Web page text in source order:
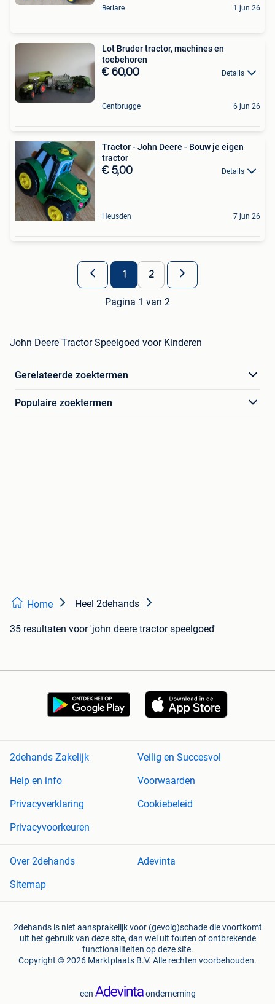
Berlare 1 jun 26
Lot Bruder tractor, machines en
toebehoren
€ 60,00 Details
Gentbrugge 6 jun 26
Tractor - John Deere - Bouw je eigen
tractor
€ 5,00 Details
Heusden 7 jun 26
1 2
Pagina 1 van 2
John Deere Tractor Speelgoed voor Kinderen
Gerelateerde zoektermen
Populaire zoektermen
Home Heel 2dehands
35 resultaten voor 'john deere tractor speelgoed'
2dehands Zakelijk
Veilig en Succesvol
Help en info
Voorwaarden
Privacyverklaring
Cookiebeleid
Privacyvoorkeuren
Over 2dehands
Adevinta
Sitemap
2dehands is niet aansprakelijk voor (gevolg)schade die voortkomt
uit het gebruik van deze site, dan wel uit fouten of ontbrekende
functionaliteiten op deze site.
Copyright © 2026 Marktplaats B.V. Alle rechten voorbehouden.
een onderneming